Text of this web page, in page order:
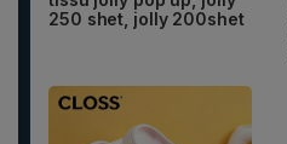
250 shet, jolly 200shet